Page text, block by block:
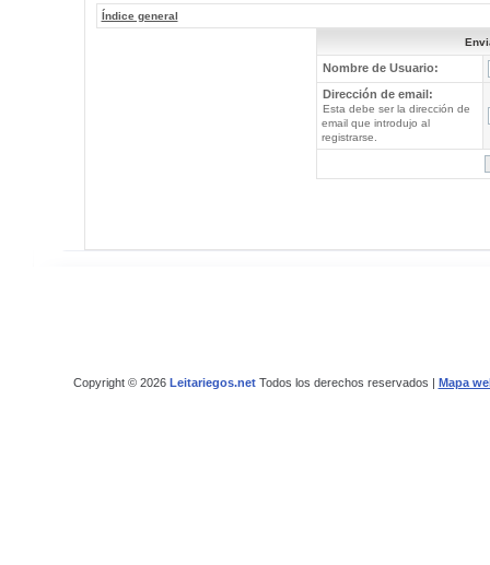
Índice general
Nombre de Usuario:
Dirección de email:
Esta debe ser la dirección de
email que introdujo al
registrarse.
Copyright © 2026 Leitariegos.netTodos los derechos reservados | Mapa